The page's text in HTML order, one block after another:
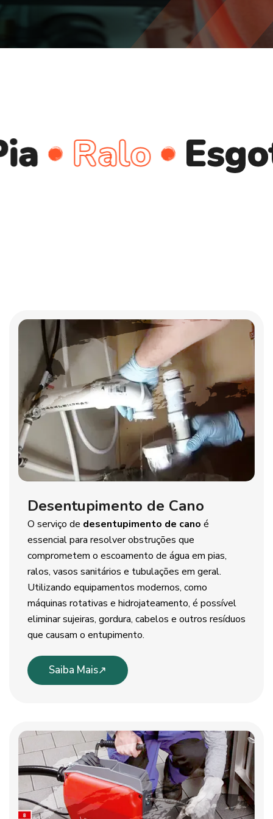
Esgoto
Desentupimento de Cano
O serviço de desentupimento de cano é
essencial para resolver obstruções que
comprometem o escoamento de água em pias,
ralos, vasos sanitários e tubulações em geral.
Utilizando equipamentos modernos, como
máquinas rotativas e hidrojateamento, é possível
eliminar sujeiras, gordura, cabelos e outros resíduos
que causam o entupimento.
Saiba Mais